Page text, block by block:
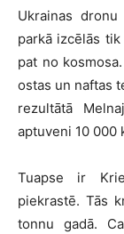
Ukrainas
parkā izcēlās
pat no
ostas un naftas
rezultātā
aptuveni 10 000
Tuapse ir
piekrastē. Tās
tonnu gadā.